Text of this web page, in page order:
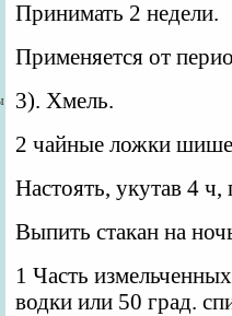
Принимать 2 недели.
Применяется от
3). Хмель.
2 чайные ложки
Настоять, укутав 4 ч,
Выпить стакан на
1 Часть
водки или 50 град.